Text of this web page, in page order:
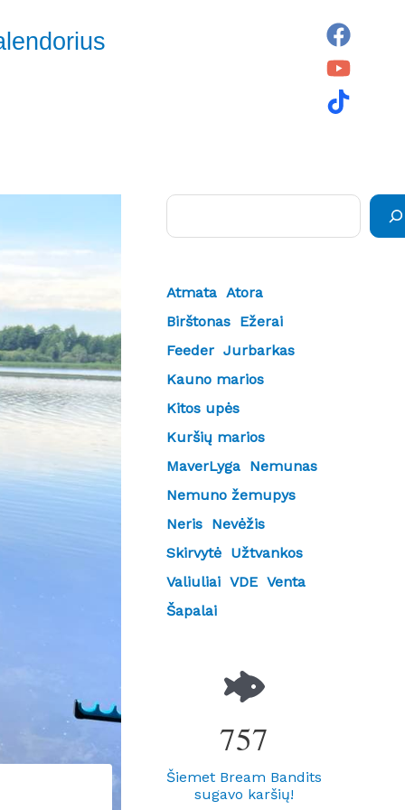
Atmata Atora
Birštonas Ežerai
Feeder Jurbarkas
Kauno marios
Kitos upės
Kuršių marios
MaverLyga Nemunas
Nemuno žemupys
Neris Nevėžis
Skirvytė Užtvankos
Valiuliai VDE Venta
Šapalai
757
Šiemet Bream Bandits
sugavo karšių!